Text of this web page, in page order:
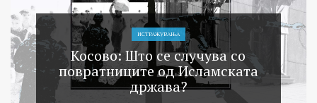
ИСТРАЖУВАЊA
Косовo: Што се случува со
повратниците од Исламската
држава?